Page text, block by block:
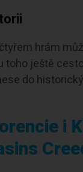
hrám
toho ještě
do
i